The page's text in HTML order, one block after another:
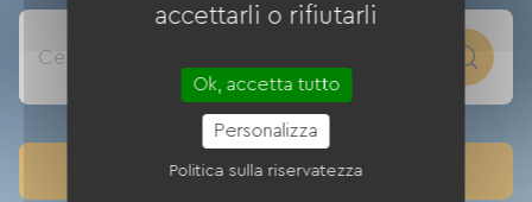
Mappa delle vie verdi e piste ciclabili
accettarli o rifiutarli
Ok, accetta tutto
Personalizza
Politica sulla riservatezza